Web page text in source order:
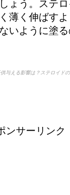
ょう。ステロ
薄く伸ばすよ
いように塗
与える影響は？ステロイド
ンサーリンク